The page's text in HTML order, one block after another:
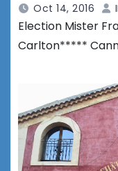
Oct 14, 2016
Election Mister
Carlton*****